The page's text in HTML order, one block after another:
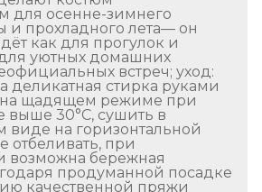
для осенне-зимнего
и прохладного лета— он
как для прогулок и
для уютных домашних
встреч; уход:
деликатная стирка руками
щадящем режиме при
выше 30°C, сушить в
виде на горизонтальной
отбеливать, при
возможна бережная
продуманной посадке
качественной пряжи